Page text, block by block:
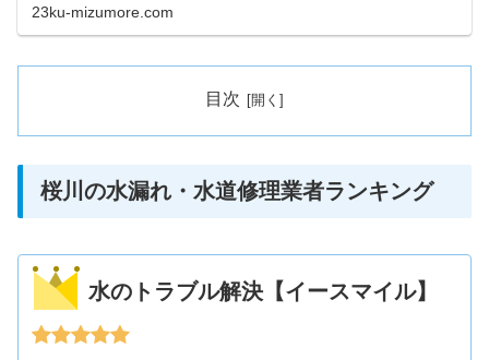
23ku-mizumore.com
目次
桜川の水漏れ・水道修理業者ランキング
水のトラブル解決【イースマイル】